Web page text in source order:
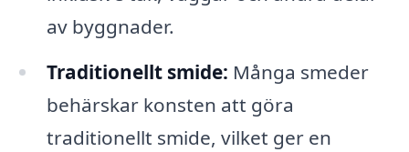
av byggnader.
Traditionellt smide: Många smeder
behärskar konsten att göra
traditionellt smide, vilket ger en